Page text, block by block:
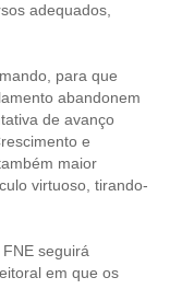
adequados,
para que
abandonem
de avanço
e
maior
virtuoso, tirando-
seguirá
em que os